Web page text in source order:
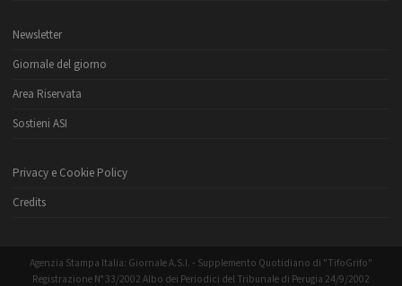
Newsletter
Giornale del giorno
Area Riservata
Sostieni ASI
Privacy e Cookie Policy
Credits
Agenzia Stampa Italia: Giornale A.S.I. - Supplemento Quotidiano di "TifoGrifo"
Registrazione N° 33/2002 Albo dei Periodici del Tribunale di Perugia 24/9/2002